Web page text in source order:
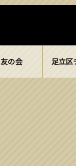
友の会 足立区